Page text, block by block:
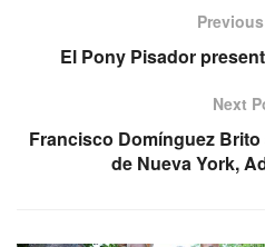
El Pony Pisador
Next
Francisco Domínguez
de Nueva York,